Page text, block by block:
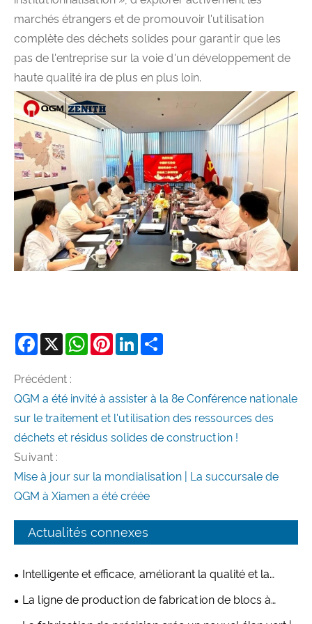
marchés étrangers et de promouvoir l'utilisation
complète des déchets solides pour garantir que les
pas de l'entreprise sur la voie d'un développement de
haute qualité ira de plus en plus loin.
Facebook
X WhatsAppPinterestLinkedIn
Précédent :
QGM a été invité à assister à la 8e Conférence nationale
sur le traitement et l'utilisation des ressources des
déchets et résidus solides de construction !
Suivant :
Mise à jour sur la mondialisation | La succursale de
QGM à Xiamen a été créée
Actualités connexes
Intelligente et efficace, améliorant la qualité et la
productivité : la nouvelle ligne de production de
briques QT10 de Quangong Machinery Co., Ltd. fait
La ligne de production de fabrication de blocs à
grande vitesse QT10 de Quangong Machinery Co., Ltd.